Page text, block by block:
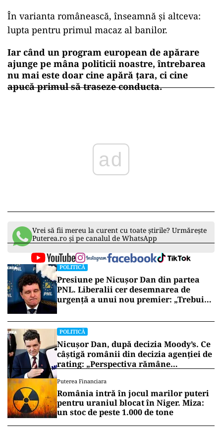
În varianta românească, înseamnă și altceva:
lupta pentru primul macaz al banilor.
Iar când un program european de apărare
ajunge pe mâna politicii noastre, întrebarea
nu mai este doar cine apără țara, ci cine
apucă primul să traseze conducta.
ad
Vrei să fii mereu la curent cu toate știrile? Urmărește
Puterea.ro și pe canalul de WhatsApp
POLITICĂ
Presiune pe Nicușor Dan din partea
PNL. Liberalii cer desemnarea de
urgență a unui nou premier: „Trebuie
POLITICĂ
Nicușor Dan, după decizia Moody’s. Ce
câștigă românii din decizia agenției de
rating: „Perspectiva rămâne
Puterea Financiara
România intră în jocul marilor puteri
pentru uraniul blocat în Niger. Miza:
un stoc de peste 1.000 de tone